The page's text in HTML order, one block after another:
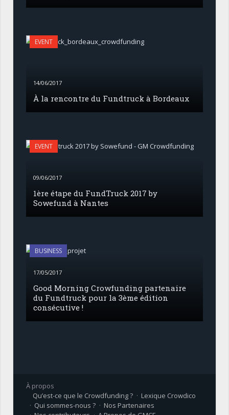
EVENT
14/06/2017
À la rencontre du Fundtruck à Bordeaux
EVENT
09/06/2017
1ère étape du FundTruck 2017 by
Sowefund à Nantes
BUSINESS
17/05/2017
Good Morning Crowfunding partenaire
du Fundtruck pour la 3ème édition
consécutive !
À propos
Qu’est-ce que le Crowdfunding ?
Lexique Crowdico
Qui sommes-nous ?
Nos Partenaires